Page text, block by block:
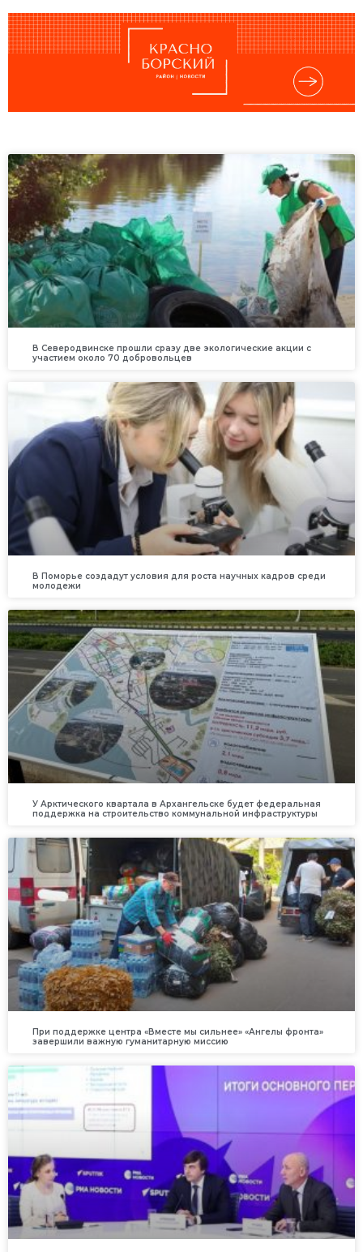
В Северодвинске прошли сразу две экологические акции с
участием около 70 добровольцев
В Поморье создадут условия для роста научных кадров среди
молодежи
У Арктического квартала в Архангельске будет федеральная
поддержка на строительство коммунальной инфраструктуры
При поддержке центра «Вместе мы сильнее» «Ангелы фронта»
завершили важную гуманитарную миссию